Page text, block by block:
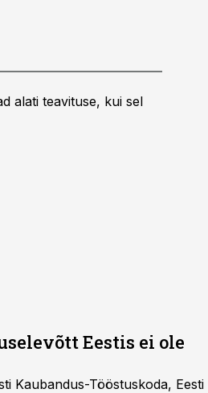
alati teavituse, kui sel
Eestis ei ole
Kaubandus-Tööstuskoda, Eesti